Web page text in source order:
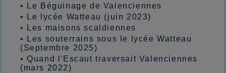
•
Le Béguinage de Valenciennes
•
Le lycée Watteau (juin 2023)
•
Les maisons scaldiennes
•
Les souterrains sous le lycée Watteau
(Septembre 2025)
•Quand l'Escaut traversait Valenciennes
(mars 2022)